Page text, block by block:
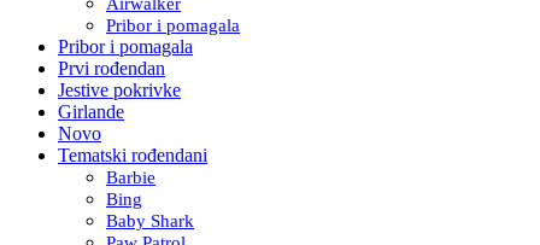
Pribor i pomagala
Pribor i pomagala
Prvi rođendan
Jestive pokrivke
Girlande
Novo
Tematski rođendani
Barbie
Bing
Baby Shark